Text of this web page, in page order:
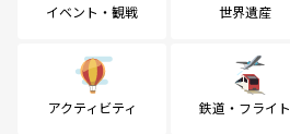
イベント・観戦 世界遺産
アクティビティ 鉄道・フライト